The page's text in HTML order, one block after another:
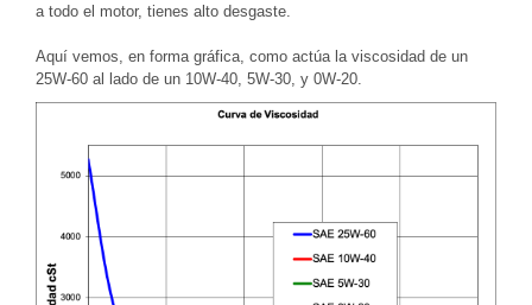
a todo el motor, tienes alto desgaste.
Aquí vemos, en forma gráfica, como actúa la viscosidad de un
25W-60 al lado de un 10W-40, 5W-30, y 0W-20.